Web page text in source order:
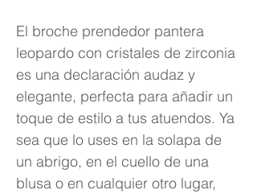
El broche prendedor pantera
leopardo con cristales de zirconia
es una declaración audaz y
elegante, perfecta para añadir un
toque de estilo a tus atuendos. Ya
sea que lo uses en la solapa de
un abrigo, en el cuello de una
blusa o en cualquier otro lugar,